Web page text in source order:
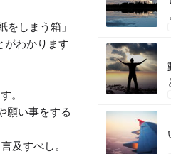
しまう箱」
わかります
。
願い事をする
及すべし。